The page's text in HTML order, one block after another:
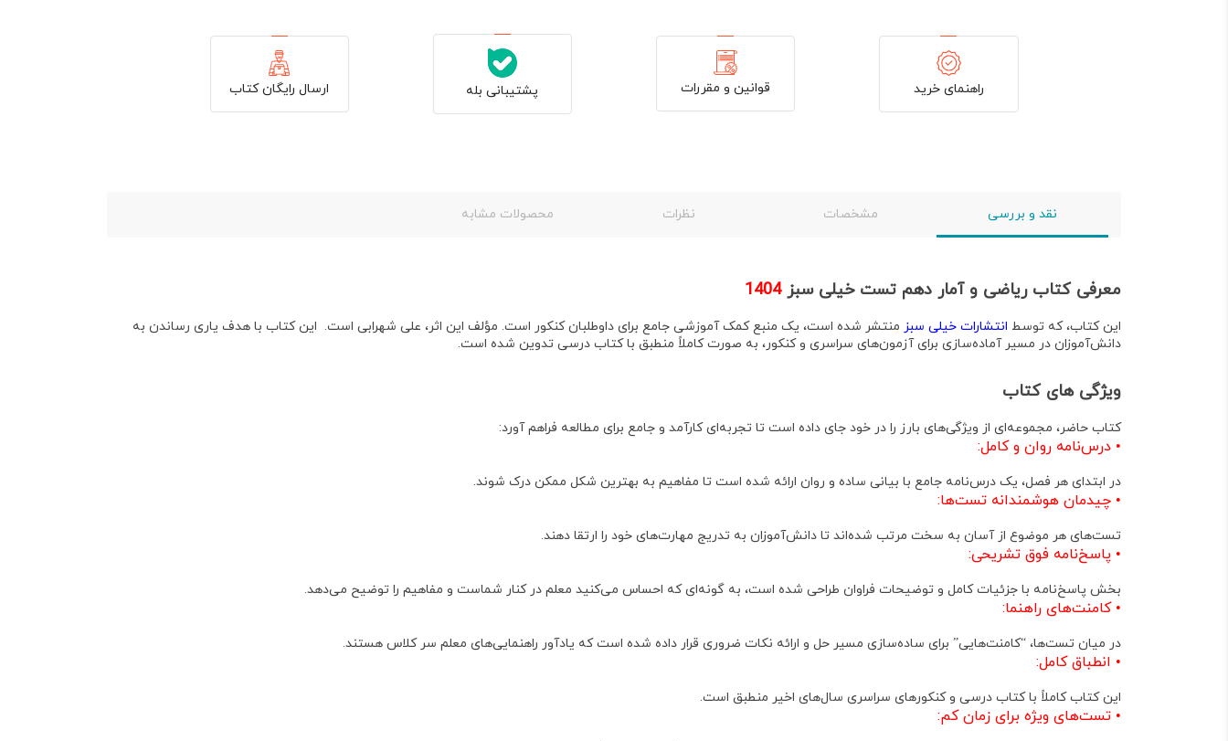
راهنمای خرید قوانین و مقررات پشتیبانی بله ارسال رایگان کتاب
نقد و بررسی مشخصات نظرات محصولات مشابه
معرفی کتاب ریاضی و آمار دهم تست خیلی سبز1404
این کتاب، که توسط انتشارات خیلی سبز منتشر شده است، یک منبع کمک آموزشی جامع برای داوطلبان کنکور است. مؤلف این اثر، علی شهرابی است. این کتاب با هدف یاری رساندن به
دانش‌آموزان در مسیر آماده‌سازی برای آزمون‌های سراسری و کنکور، به صورت کاملاً منطبق با کتاب درسی تدوین شده است.
ویژگی های کتاب
کتاب حاضر، مجموعه‌ای از ویژگی‌های بارز را در خود جای داده است تا تجربه‌ای کارآمد و جامع برای مطالعه فراهم آورد:
• درس‌نامه روان و کامل:
در ابتدای هر فصل، یک درس‌نامه جامع با بیانی ساده و روان ارائه شده است تا مفاهیم به بهترین شکل ممکن درک شوند.
• چیدمان هوشمندانه تست‌ها:
تست‌های هر موضوع ازآسان به سخت مرتب شده‌اند تا دانش‌آموزان به تدریج مهارت‌های خود را ارتقا دهند.
• پاسخ‌نامه فوق تشریحی:
بخش پاسخ‌نامه با جزئیات کامل و توضیحات فراوان طراحی شده است، به گونه‌ای که احساس می‌کنید معلم در کنار شماست و مفاهیم را توضیح می‌دهد.
•کامنت‌های راهنما:
در میان تست‌ها، “کامنت‌هایی” برای ساده‌سازی مسیر حل و ارائه نکات ضروری قرار داده شده است که یادآور راهنمایی‌های معلم سر کلاس هستند.
• انطباق کامل:
این کتابکاملاً با کتاب درسی و کنکورهای سراسری سال‌های اخیر منطبق است.
• تست‌های ویژه برای زمان کم: